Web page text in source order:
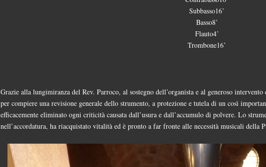
Subbasso16’
Basso8’
Flauto4’
Trombone16’
Grazie alla lungimiranza del Rev. Parroco, al sostegno dell’organista e al generoso
per compiere una revisione generale dello strumento, a protezione e tutela di un così
efficacemente eliminato ogni criticità causata dall’usura e dall’accumulo di polvere. Lo
nell’accordatura, ha riacquistato vitalità ed è pronto a far fronte alle necessità musicali della